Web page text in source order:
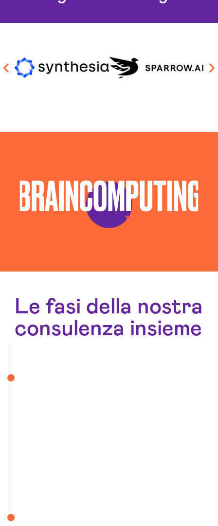
Sviluppo Chatbot Ai Fermo
Le fasi della nostra
consulenza insieme